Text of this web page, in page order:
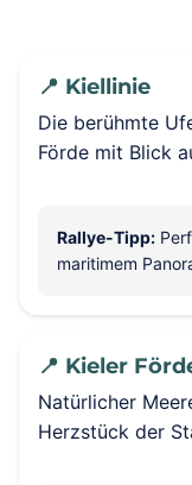
📍 Kiellinie
Die berühmte
Förde mit Blick
Rallye-Tipp:
maritimem
📍 Kieler
Natürlicher
Herzstück der